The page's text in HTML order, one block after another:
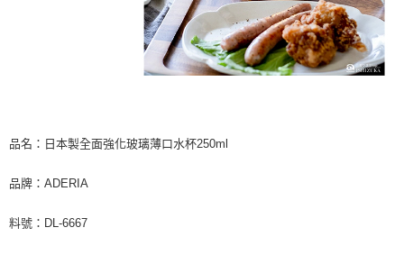
品名：日本製全面強化玻璃薄口水杯250ml
品牌：ADERIA
料號：DL-6667